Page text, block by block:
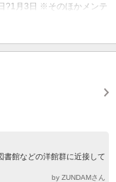
?1月3日 ※そのほかメンテ
書館などの洋館群に近接して
by ZUNDAMさん